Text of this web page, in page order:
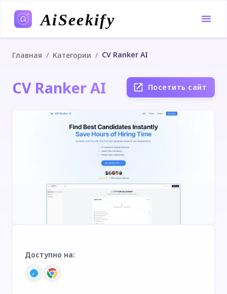
AiSeekify
Главная / Категории / CV Ranker AI
CV Ranker AI Посетить сайт
Доступно на: